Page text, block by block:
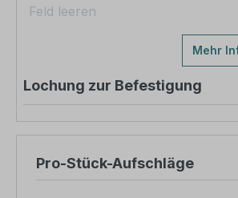
Feld leeren
Mehr
Lochung zur Befestigung
Pro-Stück-Aufschläge